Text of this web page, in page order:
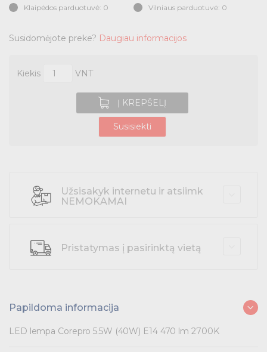
Tvirtinimo medžiagos, instaliacijos jungtys
Telekomunikacijų prekės
Apšvietimo prekės
Klaipėdos parduotuvė: 0 Vilniaus parduotuvė: 0
Susidomėjote preke? Daugiau informacijos
Kiekis VNT
Į KREPŠELĮ
Susisiekti
Užsisakyk internetu ir atsiimk
NEMOKAMAI
Pristatymas į pasirinktą vietą
Papildoma informacija
LED lempa Corepro 5.5W (40W) E14 470 lm 2700K